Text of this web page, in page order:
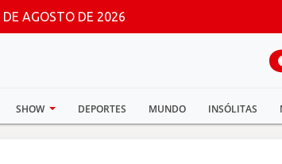
DE AGOSTO DE 2026
SHOW DEPORTES MUNDO INSÓLITAS